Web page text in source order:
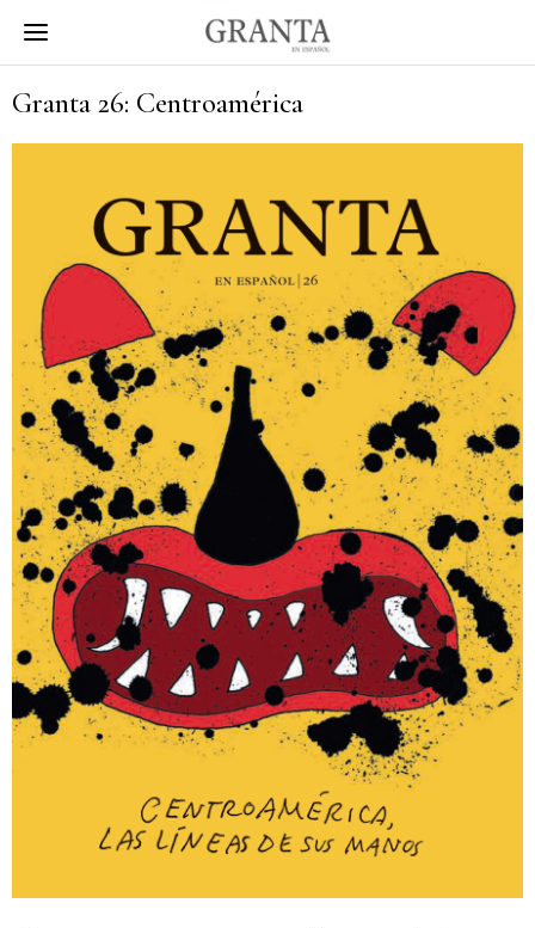
Granta 26: Centroamérica